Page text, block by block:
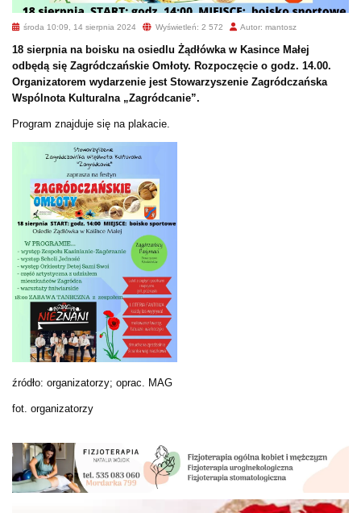
środa 10:09, 14 sierpnia 2024 Wyświetleń: 2 572 Autor: mantosz
18 sierpnia na boisku na osiedlu Żądłówka w Kasince Małej
odbędą się Zagródczańskie Omłoty. Rozpoczęcie o godz. 14.00.
Organizatorem wydarzenie jest Stowarzyszenie Zagródczańska
Wspólnota Kulturalna „Zagródcanie”.
Program znajduje się na plakacie.
źródło: organizatorzy; oprac. MAG
fot. organizatorzy